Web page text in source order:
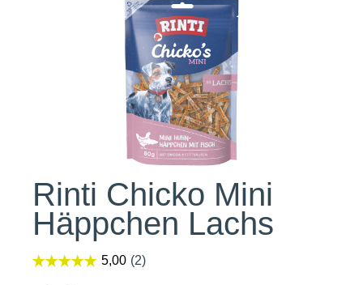
Rinti Chicko Mini
Häppchen Lachs